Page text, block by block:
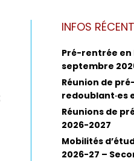
INFOS
Pré-rentrée en
septembre
Réunion de
redoublant·es
Réunions de
2026-2027
Mobilités
2026-27 –